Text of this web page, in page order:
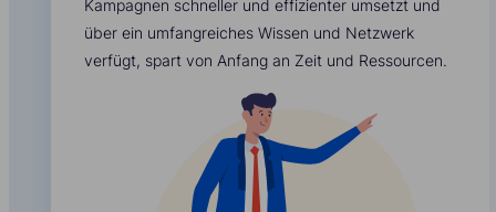
Kampagnen schneller und effizienter umsetzt und
über ein umfangreiches Wissen und Netzwerk
verfügt, spart von Anfang an Zeit und Ressourcen.